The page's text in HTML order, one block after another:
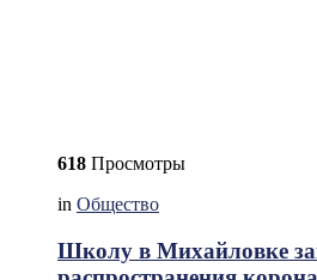
618 Просмотры
in Общество
Школу в Михайловке